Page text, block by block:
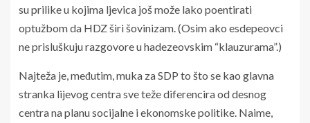
su prilike u kojima ljevica još može lako poentirati
optužbom da HDZ širi šovinizam. (Osim ako esdepeovci
ne prisluškuju razgovore u hadezeovskim “klauzurama”.)
Najteža je, međutim, muka za SDP to što se kao glavna
stranka lijevog centra sve teže diferencira od desnog
centra na planu socijalne i ekonomske politike. Naime,